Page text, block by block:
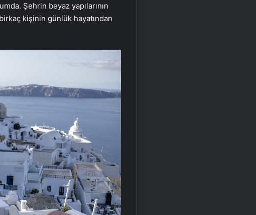
Şehrin beyaz yapılarının
kişinin günlük hayatından